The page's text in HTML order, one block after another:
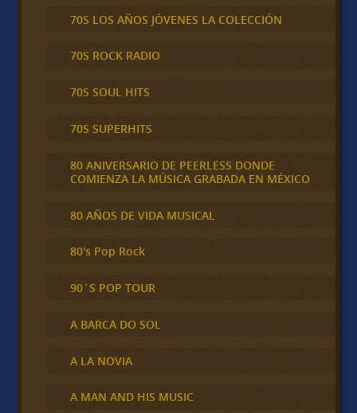
70S LOS AÑOS JÓVENES LA COLECCIÓN
70S ROCK RADIO
70S SOUL HITS
70S SUPERHITS
80 ANIVERSARIO DE PEERLESS DONDE
COMIENZA LA MÚSICA GRABADA EN MÉXICO
80 AÑOS DE VIDA MUSICAL
80's Pop Rock
90´S POP TOUR
A BARCA DO SOL
A LA NOVIA
A MAN AND HIS MUSIC